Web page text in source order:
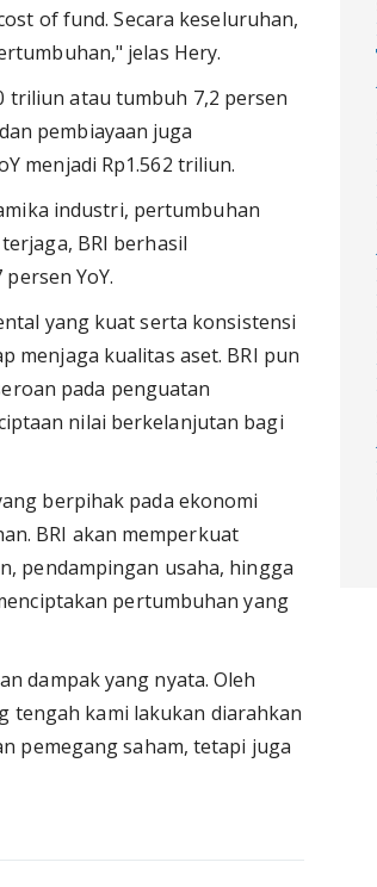
of fund. Secara keseluruhan,
jelas Hery.
triliun atau tumbuh 7,2 persen
pembiayaan juga
menjadi Rp1.562 triliun.
industri, pertumbuhan
BRI berhasil
YoY.
yang kuat serta konsistensi
menjaga kualitas aset. BRI pun
pada penguatan
nilai berkelanjutan bagi
berpihak pada ekonomi
BRI akan memperkuat
pendampingan usaha, hingga
pertumbuhan yang
dampak yang nyata. Oleh
tengah kami lakukan diarahkan
pemegang saham, tetapi juga